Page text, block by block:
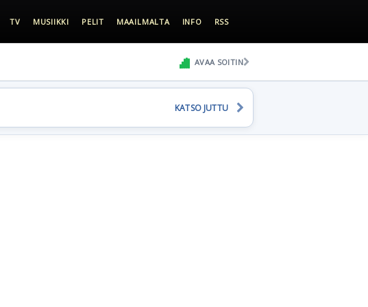
TV MUSIIKKI PELIT MAAILMALTA INFO RSS
AVAA SOITIN
KATSO JUTTU